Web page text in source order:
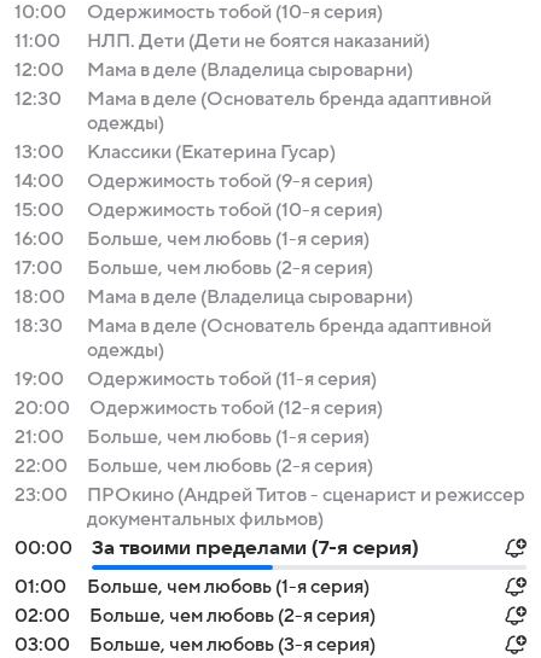
10:00
Одержимость тобой (10-я серия)
11:00
НЛП. Дети (Дети не боятся наказаний)
12:00
Мама в деле (Владелица сыроварни)
12:30
Мама в деле (Основатель бренда адаптивной
одежды)
13:00
Классики (Екатерина Гусар)
14:00
Одержимость тобой (9-я серия)
15:00
Одержимость тобой (10-я серия)
16:00
Больше, чем любовь (1-я серия)
17:00
Больше, чем любовь (2-я серия)
18:00
Мама в деле (Владелица сыроварни)
18:30
Мама в деле (Основатель бренда адаптивной
одежды)
19:00
Одержимость тобой (11-я серия)
20:00
Одержимость тобой (12-я серия)
21:00
Больше, чем любовь (1-я серия)
22:00
Больше, чем любовь (2-я серия)
23:00
ПРОкино (Андрей Титов - сценарист и режиссер
документальных фильмов)
00:00
За твоими пределами (7-я серия)
01:00
Больше, чем любовь (1-я серия)
02:00
Больше, чем любовь (2-я серия)
03:00
Больше, чем любовь (3-я серия)